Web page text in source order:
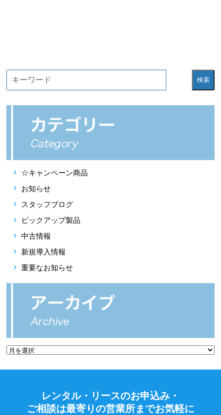
検索
☆キャンペーン商品
お知らせ
スタッフブログ
ピックアップ製品
中古情報
新規導入情報
重要なお知らせ
レンタル・リースのお申込み・
ご相談は最寄りの営業所までお気軽に